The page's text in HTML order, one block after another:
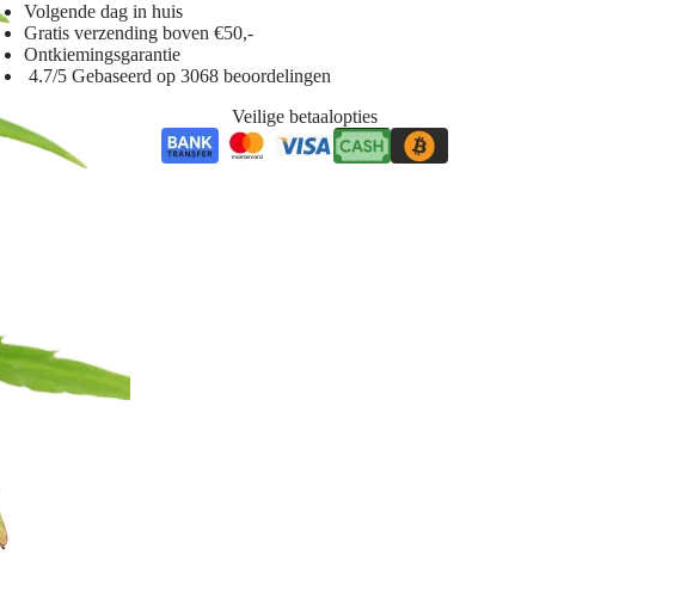
Volgende dag in huis
Gratis verzending boven €50,-
Ontkiemingsgarantie
4.7/5 Gebaseerd op 3068 beoordelingen
Veilige betaalopties